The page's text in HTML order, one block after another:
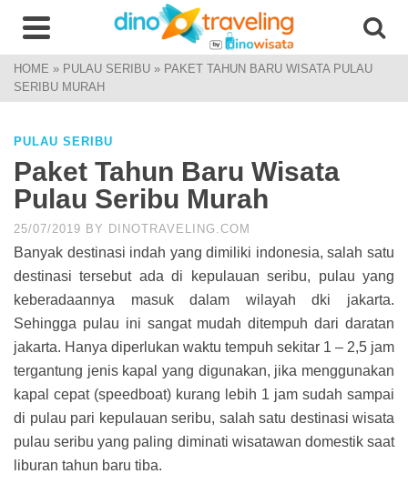
HOME » PULAU SERIBU » PAKET TAHUN BARU WISATA PULAU
SERIBU MURAH
PULAU SERIBU
Paket Tahun Baru Wisata
Pulau Seribu Murah
25/07/2019 BY DINOTRAVELING.COM
Banyak destinasi indah yang dimiliki indonesia, salah satu
destinasi tersebut ada di kepulauan seribu, pulau yang
keberadaannya masuk dalam wilayah dki jakarta.
Sehingga pulau ini sangat mudah ditempuh dari daratan
jakarta. Hanya diperlukan waktu tempuh sekitar 1 – 2,5 jam
tergantung jenis kapal yang digunakan, jika menggunakan
kapal cepat (speedboat) kurang lebih 1 jam sudah sampai
di pulau pari kepulauan seribu, salah satu destinasi wisata
pulau seribu yang paling diminati wisatawan domestik saat
liburan tahun baru tiba.